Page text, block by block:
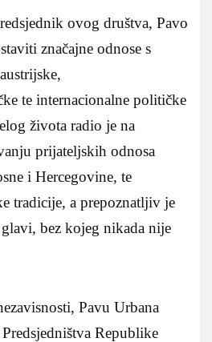
ovog društva, Pavo
značajne odnose s
te internacionalne političke
života radio je na
prijateljskih odnosa
i Hercegovine, te
tradicije, a prepoznatljiv je
bez kojeg nikada nije
Pavu Urbana
Republike